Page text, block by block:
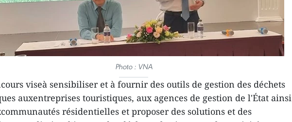
Photo : VNA
viseà sensibiliser et à fournir des outils de gestion des déchets
auxentreprises touristiques, aux agences de gestion de l'État ainsi
résidentielles et proposer des solutions et des